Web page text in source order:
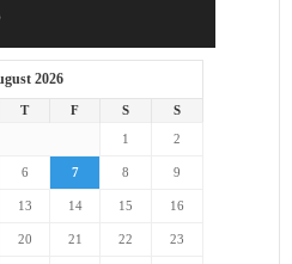
2026
T F S
S
1
2
6 7 8 9
13 14 15 16
20 21 22 23